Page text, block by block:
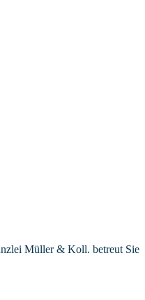
Müller & Koll. betreut Sie